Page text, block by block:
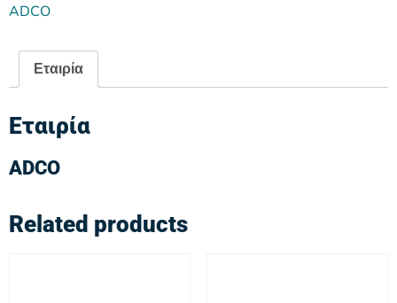
ADCO
Εταιρία
Εταιρία
ADCO
Related products